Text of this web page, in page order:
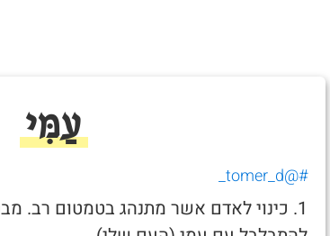
עַמִּי
#@tomer_d_
1. כינוי לאדם אשר מתנהג בטמטום רב.